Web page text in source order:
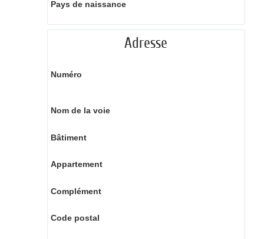
Pays de naissance
Adresse
Numéro
Nom de la voie
Bâtiment
Appartement
Complément
Code postal